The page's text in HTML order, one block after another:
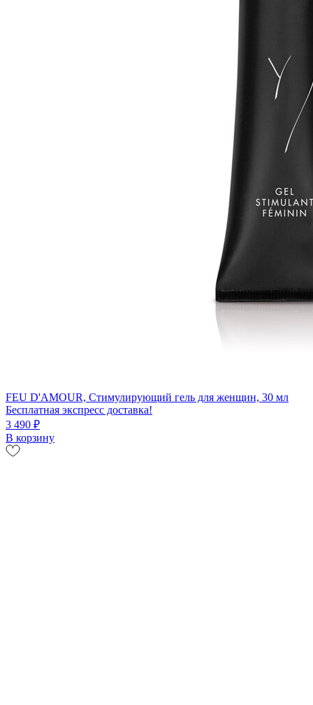
FEU D'AMOUR, Стимулирующий гель для женщин, 30 мл
Бесплатная экспресс доставка!
3 490 ₽
В корзину